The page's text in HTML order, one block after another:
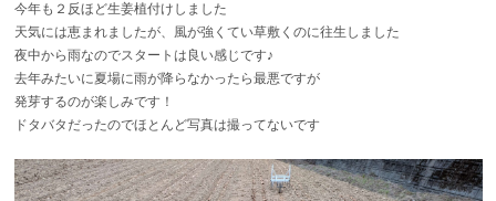
今年も２反ほど生姜植付けしました
天気には恵まれましたが、風が強くてい草敷くのに往生しました
夜中から雨なのでスタートは良い感じです♪
去年みたいに夏場に雨が降らなかったら最悪ですが
発芽するのが楽しみです！
ドタバタだったのでほとんど写真は撮ってないです